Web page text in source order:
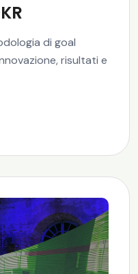
di goal
risultati e